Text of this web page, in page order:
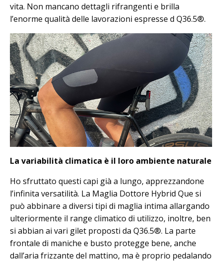
vita. Non mancano dettagli rifrangenti e brilla
l’enorme qualità delle lavorazioni espresse d Q36.5®.
La variabilità climatica è il loro ambiente naturale
Ho sfruttato questi capi già a lungo, apprezzandone
l’infinita versatilità. La Maglia Dottore Hybrid Que si
può abbinare a diversi tipi di maglia intima allargando
ulteriormente il range climatico di utilizzo, inoltre, ben
si abbian ai vari gilet proposti da Q36.5®. La parte
frontale di maniche e busto protegge bene, anche
dall’aria frizzante del mattino, ma è proprio pedalando